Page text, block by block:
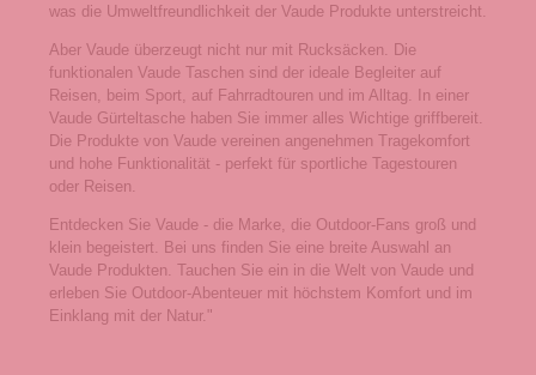
was die Umweltfreundlichkeit der Vaude Produkte unterstreicht.
Aber Vaude überzeugt nicht nur mit Rucksäcken. Die
funktionalen Vaude Taschen sind der ideale Begleiter auf
Reisen, beim Sport, auf Fahrradtouren und im Alltag. In einer
Vaude Gürteltasche haben Sie immer alles Wichtige griffbereit.
Die Produkte von Vaude vereinen angenehmen Tragekomfort
und hohe Funktionalität - perfekt für sportliche Tagestouren
oder Reisen.
Entdecken Sie Vaude - die Marke, die Outdoor-Fans groß und
klein begeistert. Bei uns finden Sie eine breite Auswahl an
Vaude Produkten. Tauchen Sie ein in die Welt von Vaude und
erleben Sie Outdoor-Abenteuer mit höchstem Komfort und im
Einklang mit der Natur."